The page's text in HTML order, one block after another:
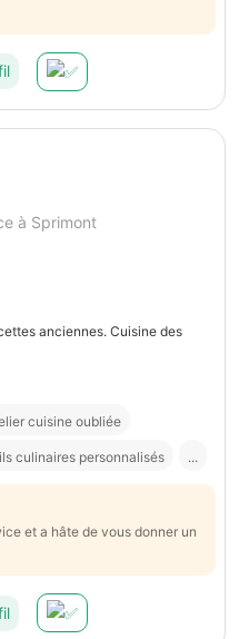
à Sprimont
anciennes. Cuisine des
cuisine oubliée
culinaires personnalisés ...
et a hâte de vous donner un